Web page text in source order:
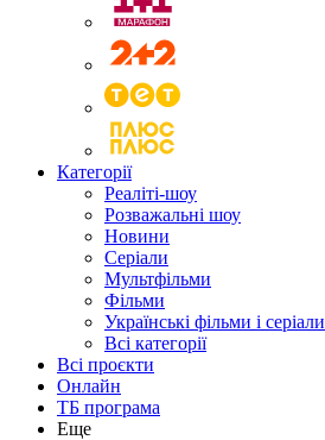
Категорії
Реаліті-шоу
Розважальні шоу
Новини
Серіали
Мультфільми
Фільми
Українські фільми і серіали
Всі категорії
Всі проєкти
Онлайн
ТБ програма
Еще